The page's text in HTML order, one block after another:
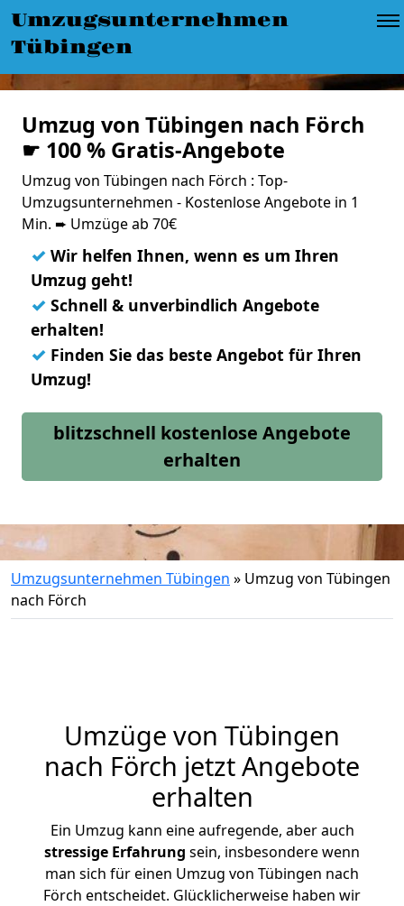
Umzugsunternehmen
Tübingen
Umzug von Tübingen nach Förch
☛ 100 % Gratis-Angebote
Umzug von Tübingen nach Förch : Top-
Umzugsunternehmen - Kostenlose Angebote in 1
Min. ➨ Umzüge ab 70€
✓ Wir helfen Ihnen, wenn es um Ihren
Umzug geht!
✓ Schnell & unverbindlich Angebote
erhalten!
✓ Finden Sie das beste Angebot für Ihren
Umzug!
blitzschnell kostenlose Angebote
erhalten
Umzugsunternehmen Tübingen » Umzug von Tübingen
nach Förch
Umzüge von Tübingen
nach Förch jetzt Angebote
erhalten
Ein Umzug kann eine aufregende, aber auch
stressige Erfahrung sein, insbesondere wenn
man sich für einen Umzug von Tübingen nach
Förch entscheidet. Glücklicherweise haben wir